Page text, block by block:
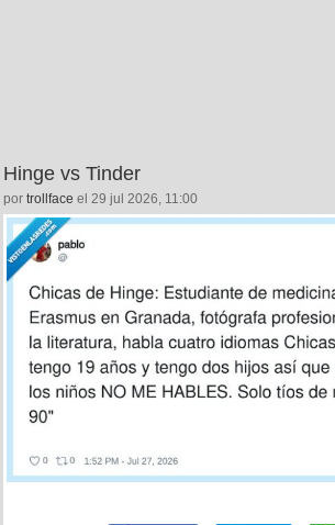
Hinge vs Tinder
por trollface el 29 jul 2026, 11:00